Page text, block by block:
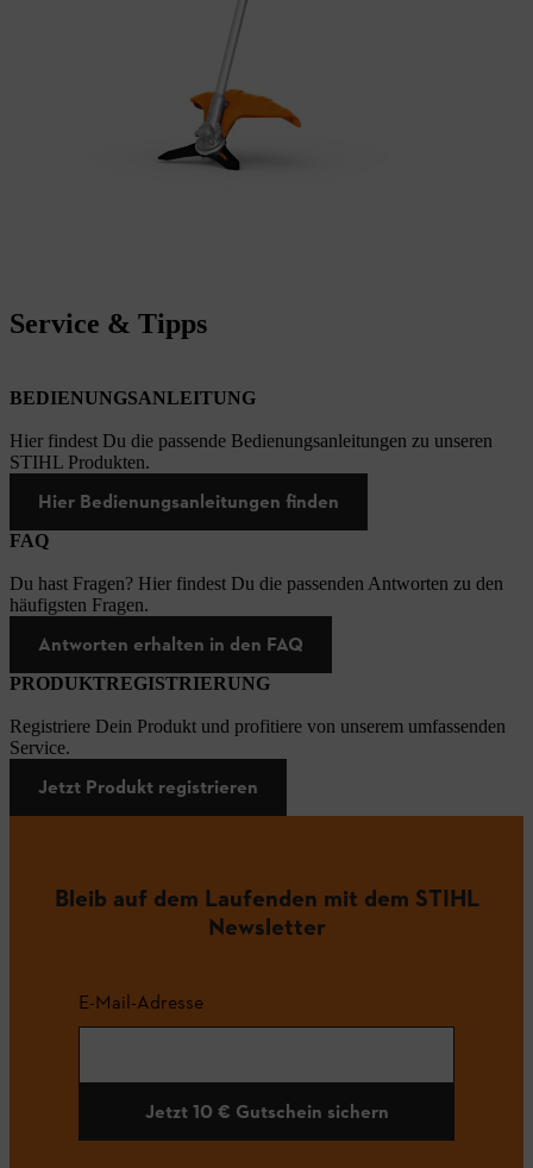
Service & Tipps
BEDIENUNGSANLEITUNG
Hier findest Du die passende Bedienungsanleitungen zu unseren
STIHL Produkten.
Hier Bedienungsanleitungen finden
FAQ
Du hast Fragen? Hier findest Du die passenden Antworten zu den
häufigsten Fragen.
Antworten erhalten in den FAQ
PRODUKTREGISTRIERUNG
Registriere Dein Produkt und profitiere von unserem umfassenden
Service.
Jetzt Produkt registrieren
Bleib auf dem Laufenden mit dem STIHL
Newsletter
E-Mail-Adresse
Jetzt 10 € Gutschein sichern